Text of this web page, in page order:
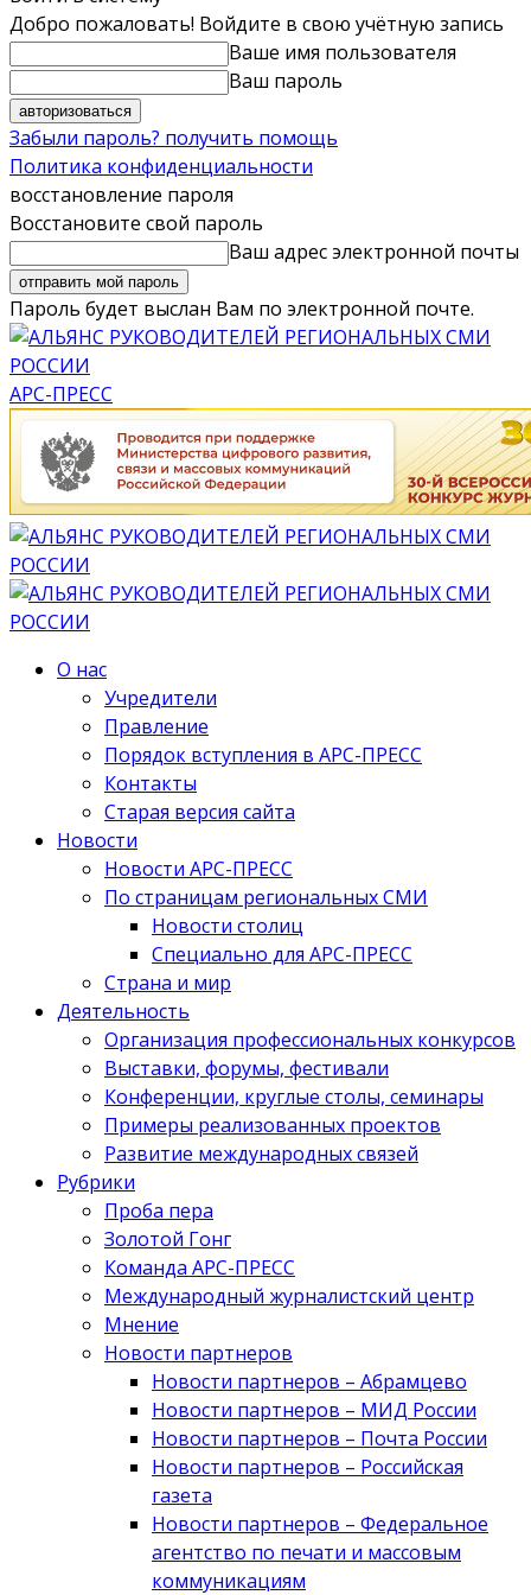
Добро пожаловать! Войдите в свою учётную запись
Ваше имя пользователя
Ваш пароль
Забыли пароль? получить помощь
Политика конфиденциальности
восстановление пароля
Восстановите свой пароль
Ваш адрес электронной почты
Пароль будет выслан Вам по электронной почте.
АРС-ПРЕСС
О нас
Учредители
Правление
Порядок вступления в АРС-ПРЕСС
Контакты
Старая версия сайта
Новости
Новости АРС-ПРЕСС
По страницам региональных СМИ
Новости столиц
Специально для АРС-ПРЕСС
Страна и мир
Деятельность
Организация профессиональных конкурсов
Выставки, форумы, фестивали
Конференции, круглые столы, семинары
Примеры реализованных проектов
Развитие международных связей
Рубрики
Проба пера
Золотой Гонг
Команда АРС-ПРЕСС
Международный журналистский центр
Мнение
Новости партнеров
Новости партнеров – Абрамцево
Новости партнеров – МИД России
Новости партнеров – Почта России
Новости партнеров – Российская
газета
Новости партнеров – Федеральное
агентство по печати и массовым
коммуникациям